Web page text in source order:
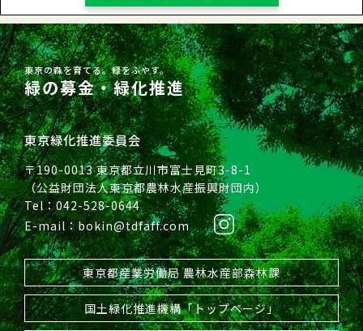
東京の森を育てる。緑をふやす。
緑の募金・緑化推進
東京緑化推進委員会
〒190-0013 東京都立川市富士見町3-8-1
（公益財団法人東京都農林水産振興財団内）
Tel：042-528-0644
E-mail：bokin@tdfaff.com
東京都産業労働局 農林水産部森林課
国土緑化推進機構「トップページ」